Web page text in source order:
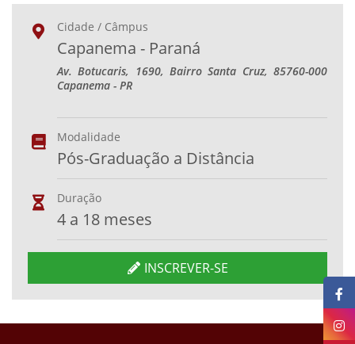
Cidade / Câmpus
Capanema - Paraná
Av. Botucaris, 1690, Bairro Santa Cruz, 85760-000
Capanema - PR
Modalidade
Pós-Graduação a Distância
Duração
4 a 18 meses
INSCREVER-SE